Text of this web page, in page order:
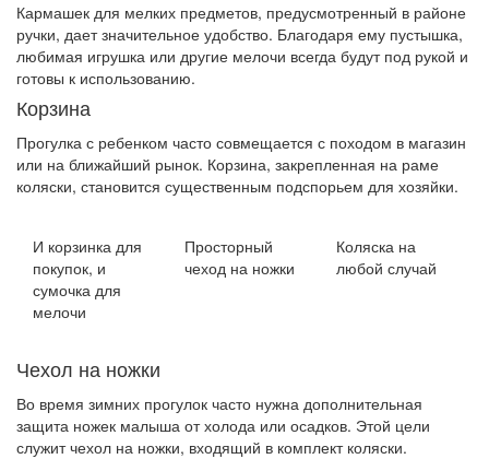
Кармашек для мелких предметов, предусмотренный в районе
ручки, дает значительное удобство. Благодаря ему пустышка,
любимая игрушка или другие мелочи всегда будут под рукой и
готовы к использованию.
Корзина
Прогулка с ребенком часто совмещается с походом в магазин
или на ближайший рынок. Корзина, закрепленная на раме
коляски, становится существенным подспорьем для хозяйки.
И корзинка для
покупок, и
сумочка для
мелочи
Просторный
чеход на ножки
Коляска на
любой случай
Чехол на ножки
Во время зимних прогулок часто нужна дополнительная
защита ножек малыша от холода или осадков. Этой цели
служит чехол на ножки, входящий в комплект коляски.